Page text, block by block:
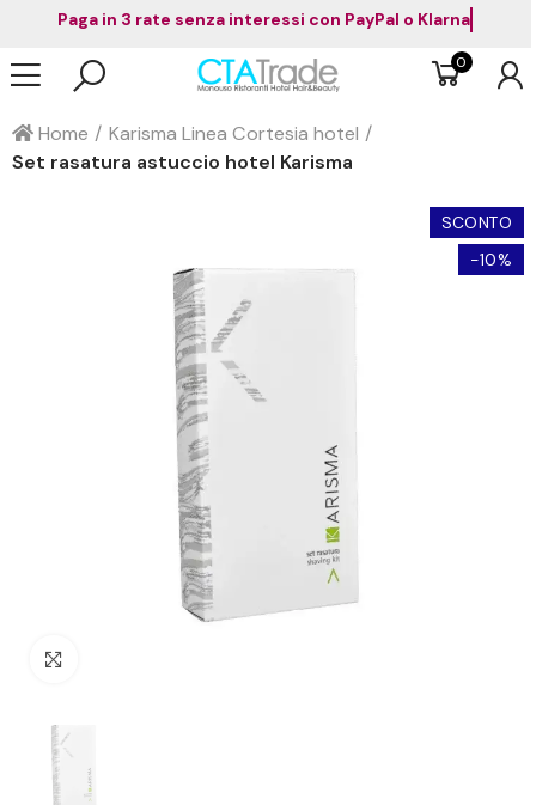
Paga in 3 rate senza interessi con PayPal o Klarna
0
Home
Karisma Linea Cortesia hotel
Set rasatura astuccio hotel Karisma
SCONTO
-10%